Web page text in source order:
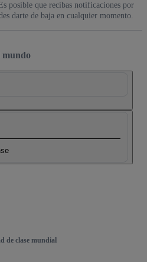
posible que recibas notificaciones por
darte de baja en cualquier momento.
mundo
de clase mundial